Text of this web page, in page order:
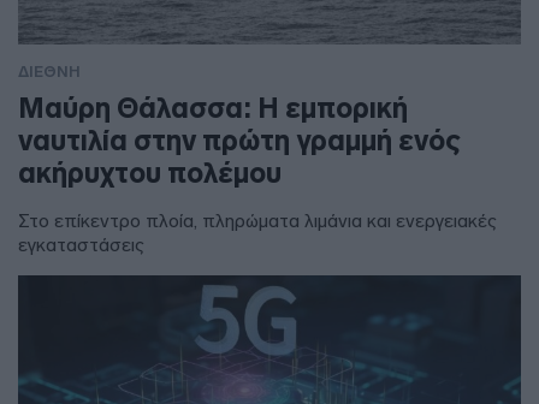
ΔΙΕΘΝΗ
Μαύρη Θάλασσα: Η εμπορική
ναυτιλία στην πρώτη γραμμή ενός
ακήρυχτου πολέμου
Στο επίκεντρο πλοία, πληρώματα λιμάνια και ενεργειακές
εγκαταστάσεις